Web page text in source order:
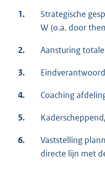
1.
Strategische
W (o.a. door
2. Aansturing
3.
4. Coaching
5.
6.
Vaststelling
directe lijn met